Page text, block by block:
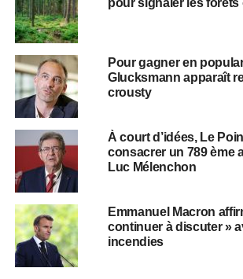
pour signaler les
Pour gagner en
Glucksmann apparaît
crousty
À court d’idées, Le
consacrer un 789 ème
Luc Mélenchon
Emmanuel Macron
continuer à discuter »
incendies